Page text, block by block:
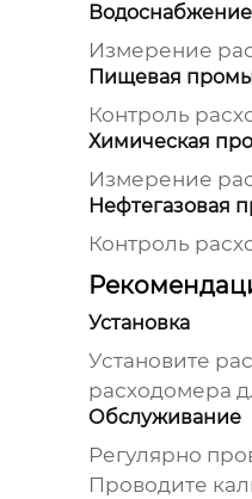
Измерение
Пищевая
Контроль
Химическая
Измерение
Нефтегазовая
Контроль
Установка
Установите
расходомера
Обслуживание
Регулярно
Проводите